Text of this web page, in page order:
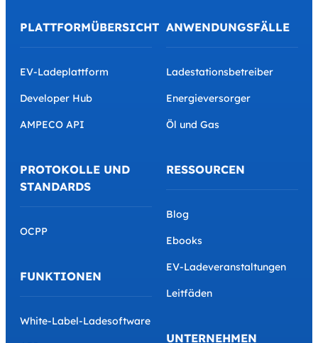
PLATTFORMÜBERSICHT
EV-Ladeplattform
Developer Hub
AMPECO API
PROTOKOLLE UND
STANDARDS
OCPP
FUNKTIONEN
White-Label-Ladesoftware
ANWENDUNGSFÄLLE
Ladestationsbetreiber
Energieversorger
Öl und Gas
RESSOURCEN
Blog
Ebooks
EV-Ladeveranstaltungen
Leitfäden
UNTERNEHMEN